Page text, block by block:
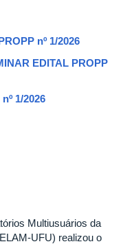
nº 1/2026
EDITAL PROPP
1/2026
Multiusuários da
UFU) realizou o